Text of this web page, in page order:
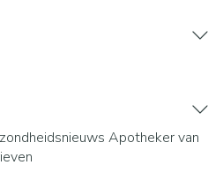
Apotheker van